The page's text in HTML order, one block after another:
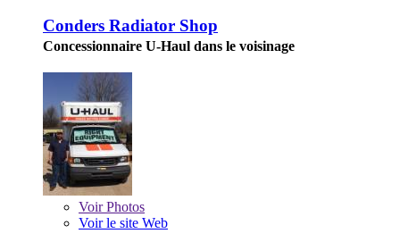
Conders Radiator Shop
Concessionnaire U-Haul dans le voisinage
VoirPhotos
Voir le site Web